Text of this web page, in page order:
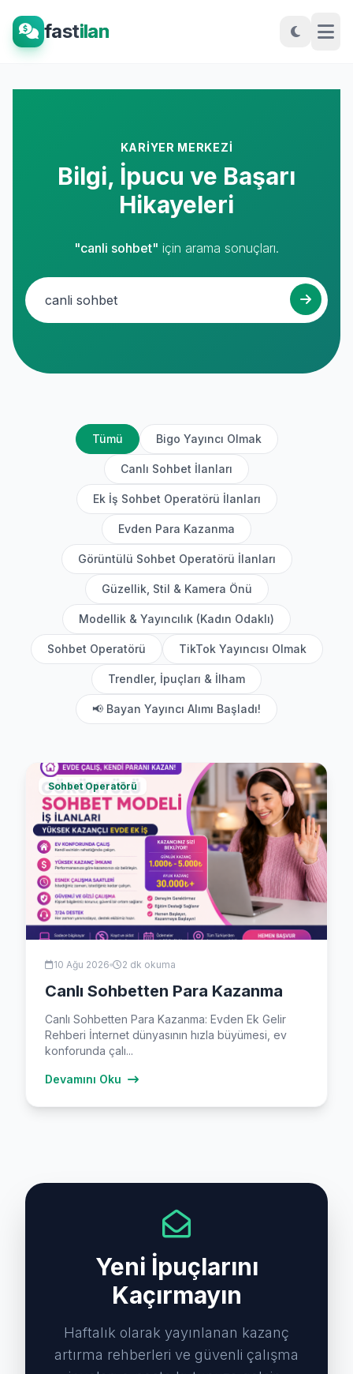
fastilan
KARIYER MERKEZI
Bilgi, İpucu ve Başarı
Hikayeleri
"canli sohbet" için arama sonuçları.
Tümü Bigo Yayıncı Olmak
Canlı Sohbet İlanları
Ek İş Sohbet Operatörü İlanları
Evden Para Kazanma
Görüntülü Sohbet Operatörü İlanları
Güzellik, Stil & Kamera Önü
Modellik & Yayıncılık (Kadın Odaklı)
Sohbet Operatörü TikTok Yayıncısı Olmak
Trendler, İpuçları & İlham
📢 Bayan Yayıncı Alımı Başladı!
Sohbet Operatörü
10 Ağu 2026 2 dk okuma
Canlı Sohbetten Para Kazanma
Canlı Sohbetten Para Kazanma: Evden Ek Gelir
Rehberi İnternet dünyasının hızla büyümesi, ev
konforunda çalı...
Devamını Oku
Yeni İpuçlarını
Kaçırmayın
Haftalık olarak yayınlanan kazanç
artırma rehberleri ve güvenli çalışma